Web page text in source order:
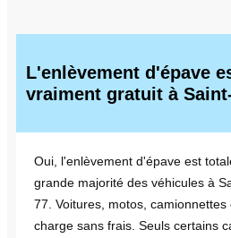
L'enlèvement d'épave
vraiment gratuit à
Oui, l'enlèvement d'épave est
grande majorité des véhicules à
77. Voitures, motos,
charge sans frais. Seuls certains